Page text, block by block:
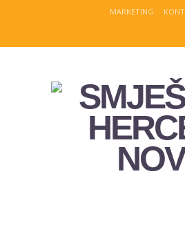
MARKETING